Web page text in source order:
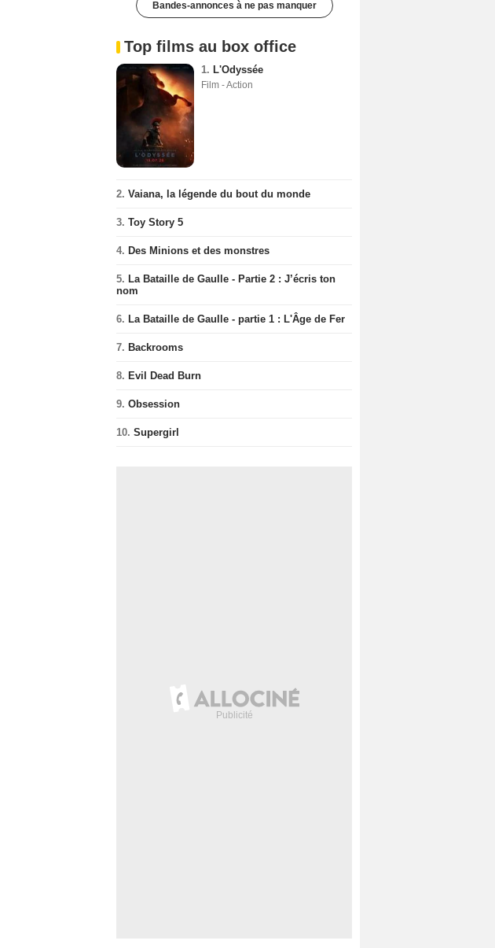
Bandes-annonces à ne pas manquer
Top films au box office
1. L'Odyssée
Film - Action
2. Vaiana, la légende du bout du monde
3. Toy Story 5
4. Des Minions et des monstres
5. La Bataille de Gaulle - Partie 2 : J’écris ton
nom
6. La Bataille de Gaulle - partie 1 : L'Âge de Fer
7. Backrooms
8. Evil Dead Burn
9. Obsession
10. Supergirl